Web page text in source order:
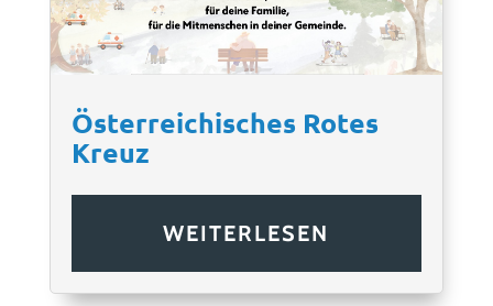
Österreichisches Rotes
Kreuz
WEITERLESEN